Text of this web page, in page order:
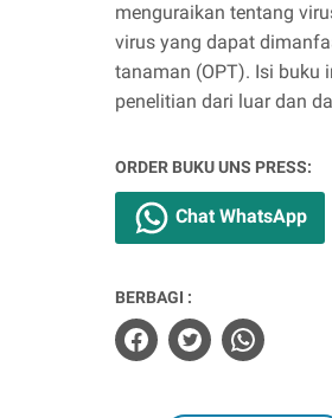
menguraikan tentang
virus yang dapat
tanaman (OPT). Isi buku
penelitian dari luar dan
ORDER BUKU UNS PRESS:
Chat WhatsApp
BERBAGI :